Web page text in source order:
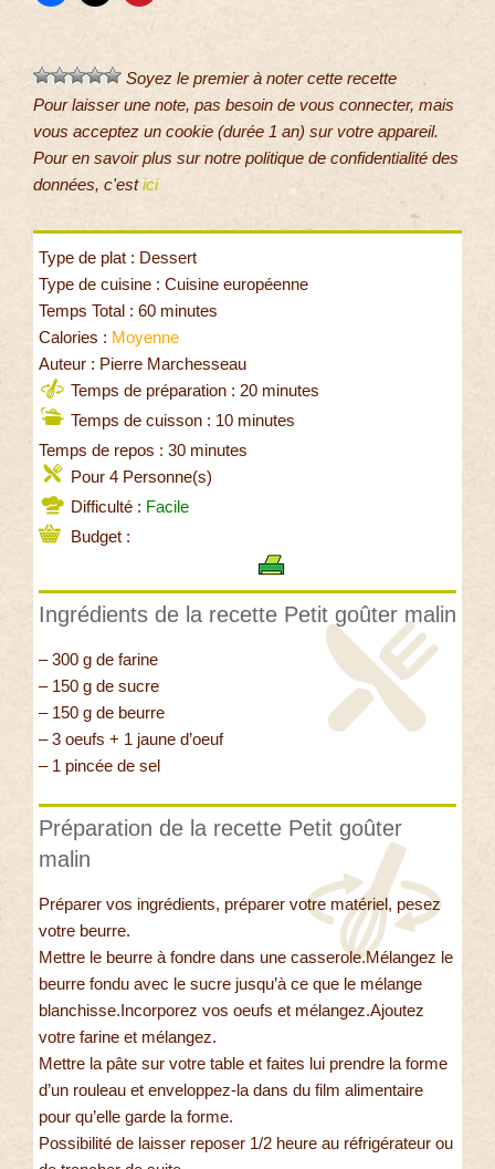
Soyez le premier à noter cette recette
Pour laisser une note, pas besoin de vous connecter, mais
vous acceptez un cookie (durée 1 an) sur votre appareil.
Pour en savoir plus sur notre politique de confidentialité des
données, c'estici
Type de plat : Dessert
Type de cuisine : Cuisine européenne
Temps Total : 60 minutes
Calories : Moyenne
Auteur : Pierre Marchesseau
Temps de préparation : 20 minutes
Temps de cuisson : 10 minutes
Temps de repos : 30 minutes
Pour 4 Personne(s)
Difficulté : Facile
Budget :
Ingrédients de la recette Petit goûter malin
– 300 g de farine
– 150 g de sucre
– 150 g de beurre
– 3 oeufs + 1 jaune d’oeuf
– 1 pincée de sel
Préparation de la recette Petit goûter
malin
Préparer vos ingrédients, préparer votre matériel, pesez
votre beurre.
Mettre le beurre à fondre dans une casserole.Mélangez le
beurre fondu avec le sucre jusqu’à ce que le mélange
blanchisse.Incorporez vos oeufs et mélangez.Ajoutez
votre farine et mélangez.
Mettre la pâte sur votre table et faites lui prendre la forme
d’un rouleau et enveloppez-la dans du film alimentaire
pour qu’elle garde la forme.
Possibilité de laisser reposer 1/2 heure au réfrigérateur ou